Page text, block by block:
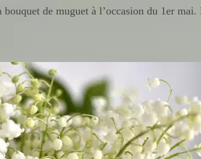
de muguet à l’occasion du 1er